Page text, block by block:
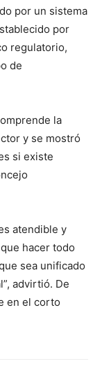
por un sistema
por
regulatorio,
de
la
y se mostró
si existe
atendible y
hacer todo
sea unificado
advirtió. De
en el corto